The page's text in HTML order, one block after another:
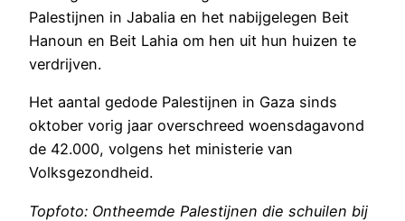
Palestijnen in Jabalia en het nabijgelegen Beit
Hanoun en Beit Lahia om hen uit hun huizen te
verdrijven.
Het aantal gedode Palestijnen in Gaza sinds
oktober vorig jaar overschreed woensdagavond
de 42.000, volgens het ministerie van
Volksgezondheid.
Topfoto: Ontheemde Palestijnen die schuilen bij